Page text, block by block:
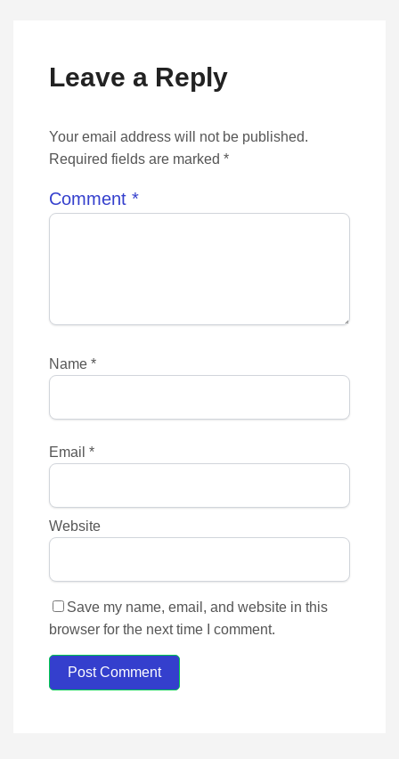
Leave a Reply
Your email address will not be published.
Required fields are marked *
Comment *
Name *
Email *
Website
Save my name, email, and website in this
browser for the next time I comment.
Post Comment